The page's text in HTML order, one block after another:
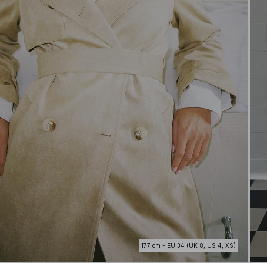
177 cm - EU 34 (UK 8, US 4, XS)